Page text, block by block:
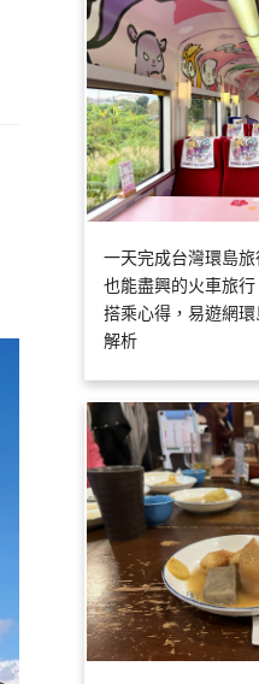
一天完成台灣環島
也能盡興的火車旅
搭乘心得，易遊網
解析